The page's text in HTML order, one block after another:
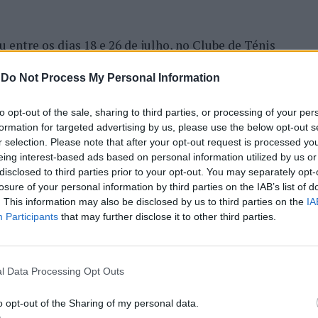
Do Not Process My Personal Information
opt-out of the sale, sharing to third parties, or processing of your
for targeted advertising by us, please use the below opt-out
selection. Please note that after your opt-out request is processed
interest-based ads based on personal information utilized by us
to third parties prior to your opt-out. You may separately
of your personal information by third parties on the IAB’s list of
This information may also be disclosed by us to third parties on the
Participants that may further disclose it to other third parties.
Data Processing Opt Outs
opt-out of the Sharing of my personal data.
os dias 18 e 26 de julho, no Clube de Ténis
o regresso da competição ao circuito
na edição anterior, ter integrado o circuito
o primeiro título ATP da carreira ao
uma edição marcada pela elevada
portugueses e pela projeção internacional
nos dias 18 e 19 de julho, reunindo dezenas de
A cerimónia de abertura contou com a
de uma competição que voltou a colocar o
do ténis.
como Casper Ruud (Noruega), Alejandro